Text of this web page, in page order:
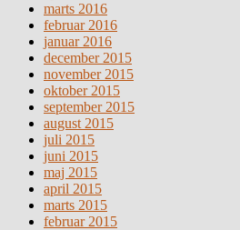
marts 2016
februar 2016
januar 2016
december 2015
november 2015
oktober 2015
september 2015
august 2015
juli 2015
juni 2015
maj 2015
april 2015
marts 2015
februar 2015